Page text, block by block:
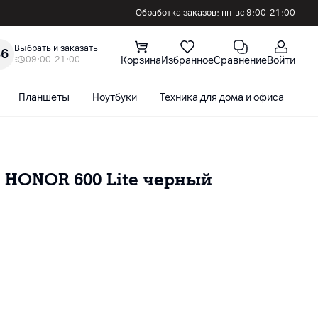
Обработка заказов: пн-вс 9:00–21:00
Выбрать и заказать
09:00-21:00
КорзинаИзбранноеСравнениеВойти
Планшеты Ноутбуки Техника для дома и офиса
600 Lite черный